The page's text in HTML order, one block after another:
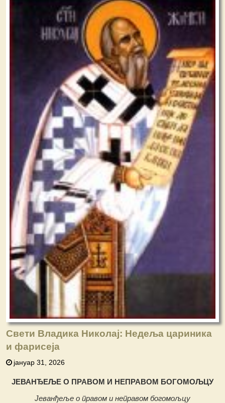
Свети Владика Николај: Недеља цариника
и фарисеја
јануар 31, 2026
ЈЕВАНЂЕЉЕ O ПРАВОМ И НЕПРАВОМ БОГОМОЉЦУ
Јеванђеље о правом и неправом богомољцу